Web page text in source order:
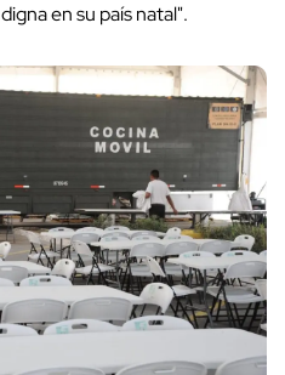
en su país natal".